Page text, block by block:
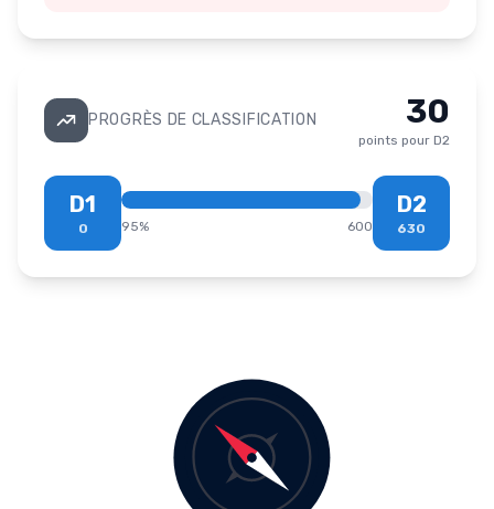
PROGRÈS DE CLASSIFICATION 30
points pour D2
D1
0 95% 600
D2
630